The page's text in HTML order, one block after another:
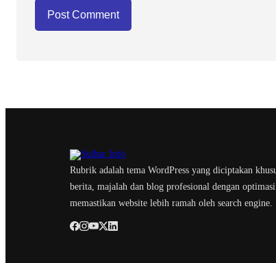
Rubrik adalah tema WordPress yang diciptakan
berita, majalah dan blog profesional dengan
memastikan website lebih ramah oleh search engine.